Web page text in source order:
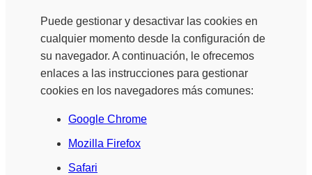
Puede gestionar y desactivar las cookies en
cualquier momento desde la configuración de
su navegador. A continuación, le ofrecemos
enlaces a las instrucciones para gestionar
cookies en los navegadores más comunes:
Google Chrome
Mozilla Firefox
Safari